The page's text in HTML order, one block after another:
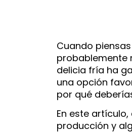
Cuando
probablemente
delicia fría ha
una opción
por qué
En este
producción y